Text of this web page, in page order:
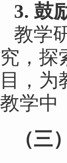
3. 鼓
教学
究，探
目，
教学中
（三